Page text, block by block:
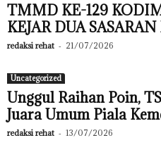
TMMD KE-129
KEJAR DUA
redaksi rehat - 21/07/2026
Uncategorized
Unggul Raihan Poin,
Juara Umum Piala
redaksi rehat - 13/07/2026